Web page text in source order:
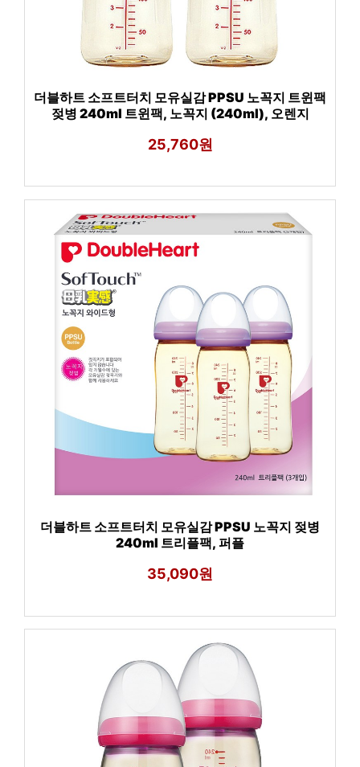
더블하트 소프트터치 모유실감 PPSU 노꼭지 트윈팩
젖병 240ml 트윈팩, 노꼭지 (240ml), 오렌지
25,760원
더블하트 소프트터치 모유실감 PPSU 노꼭지 젖병
240ml 트리플팩, 퍼플
35,090원